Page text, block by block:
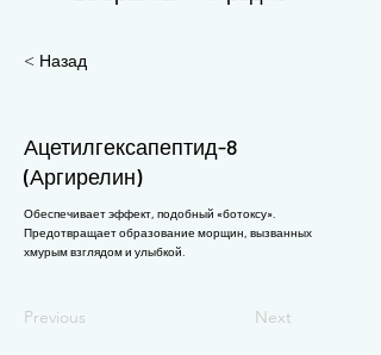
< Назад
Ацетилгексапептид-8
(Аргирелин)
Обеспечивает эффект, подобный «ботоксу».
Предотвращает образование морщин, вызванных
хмурым взглядом и улыбкой.
Previous Next